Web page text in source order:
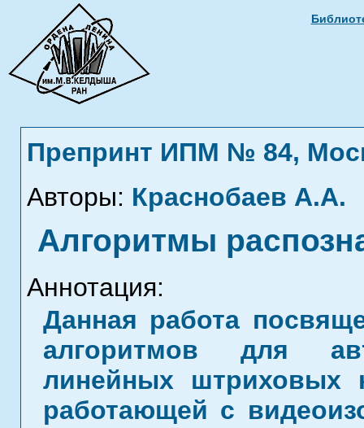
Препринт ИПМ № 84,
Авторы: Краснобаев А.А.
Алгоритмы
Аннотация:
Данная работа
алгоритмов для
линейных штриховых
работающей с